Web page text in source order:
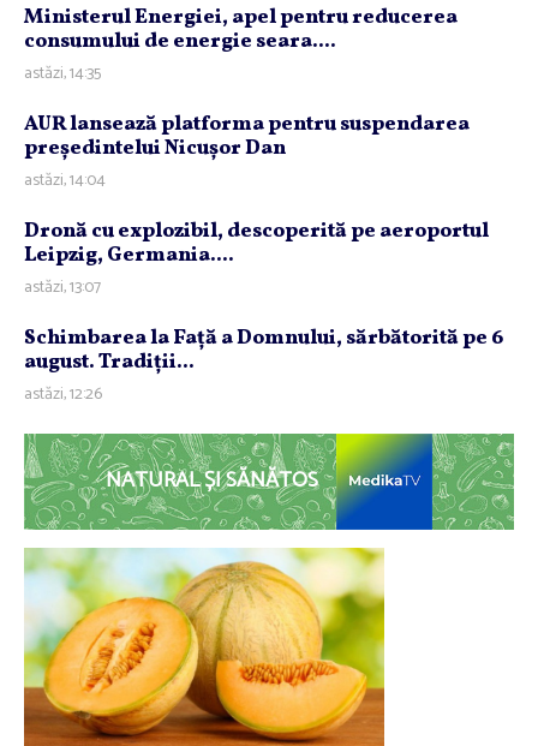
Ministerul Energiei, apel pentru reducerea
consumului de energie seara....
astăzi, 14:35
AUR lansează platforma pentru suspendarea
preşedintelui Nicuşor Dan
astăzi, 14:04
Dronă cu explozibil, descoperită pe aeroportul
Leipzig, Germania....
astăzi, 13:07
Schimbarea la Faţă a Domnului, sărbătorită pe 6
august. Tradiţii...
astăzi, 12:26
NATURAL ȘI SĂNĂTOS